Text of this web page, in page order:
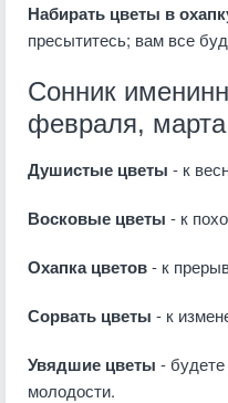
Набирать цветы в
пресытитесь; вам все
Сонник
февраля,
Душистые цветы - к
Восковые цветы - к
Охапка цветов- к
Сорвать цветы - к
Увядшие цветы -
молодости.